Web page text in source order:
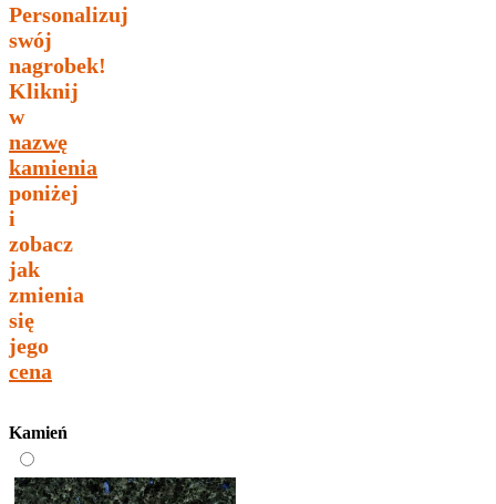
Personalizuj
swój
nagrobek!
Kliknij
w
nazwę
kamienia
poniżej
i
zobacz
jak
zmienia
się
jego
cena
Kamień